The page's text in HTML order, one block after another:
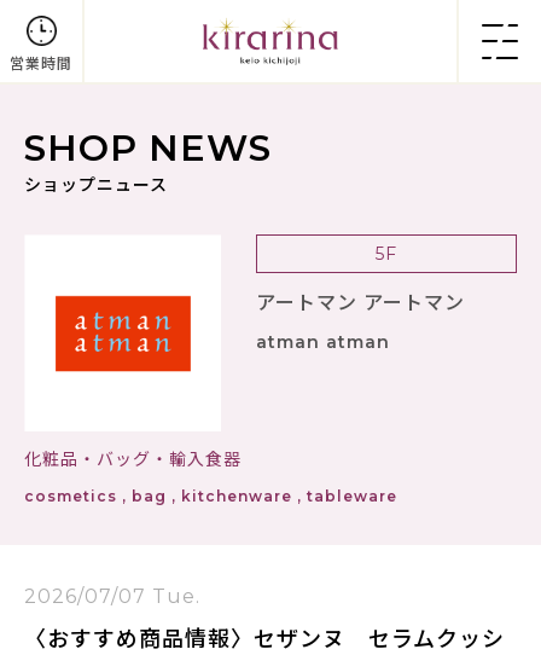
営業時間
SHOP NEWS
ショップニュース
5F
アートマン アートマン
atman atman
化粧品・バッグ・輸入食器
cosmetics , bag , kitchenware , tableware
2026/07/07 Tue.
〈おすすめ商品情報〉セザンヌ セラムクッシ